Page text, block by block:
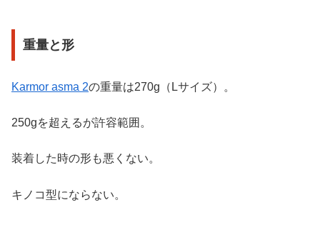
重量と形
Karmor asma 2の重量は270g（Lサイズ）。
250gを超えるが許容範囲。
装着した時の形も悪くない。
キノコ型にならない。